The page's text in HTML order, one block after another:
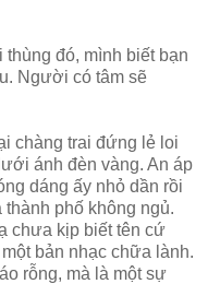
đó, mình biết bạn
Người có tâm sẽ
chàng trai đứng lẻ loi
ánh đèn vàng. An áp
dáng ấy nhỏ dần rồi
phố không ngủ.
chưa kịp biết tên cứ
bản nhạc chữa lành.
rỗng, mà là một sự